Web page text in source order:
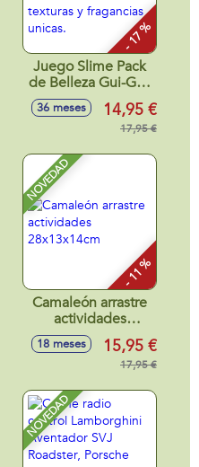
- 17 %
Juego Slime Pack
de Belleza Gui-Gui.
Transforma tu
juego del Slime
con nuevas texturas
36 meses 14,95 €
17,95 €
NOVEDAD
- 11 %
Camaleón arrastre
actividades
28x13x14cm
18 meses 15,95 €
17,95 €
NOVEDAD